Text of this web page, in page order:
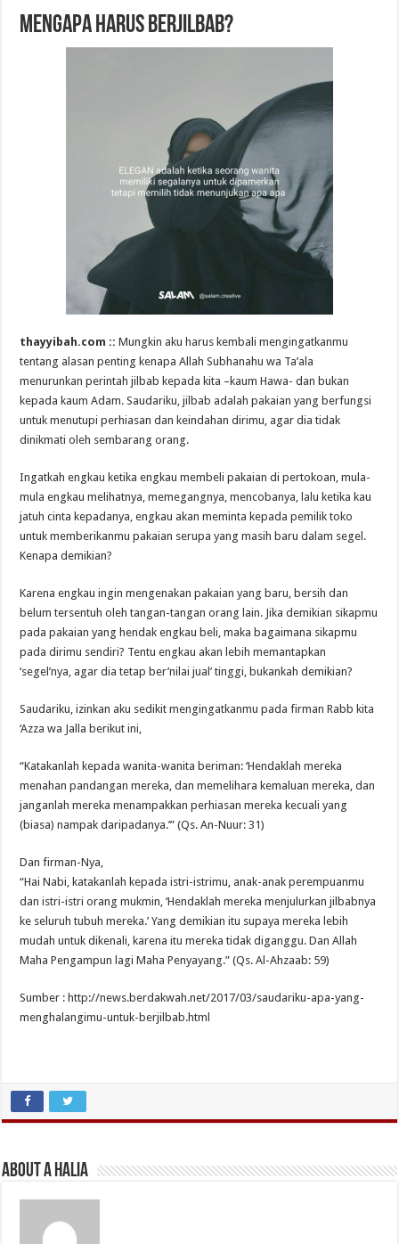
Mengapa Harus Berjilbab?
thayyibah.com ::Mungkin aku harus kembali mengingatkanmu
tentang alasan penting kenapa Allah Subhanahu wa Ta’ala
menurunkan perintah jilbab kepada kita –kaum Hawa- dan bukan
kepada kaum Adam. Saudariku, jilbab adalah pakaian yang berfungsi
untuk menutupi perhiasan dan keindahan dirimu, agar dia tidak
dinikmati oleh sembarang orang.
Ingatkah engkau ketika engkau membeli pakaian di pertokoan, mula-
mula engkau melihatnya, memegangnya, mencobanya, lalu ketika kau
jatuh cinta kepadanya, engkau akan meminta kepada pemilik toko
untuk memberikanmu pakaian serupa yang masih baru dalam segel.
Kenapa demikian?
Karena engkau ingin mengenakan pakaian yang baru, bersih dan
belum tersentuh oleh tangan-tangan orang lain. Jika demikian sikapmu
pada pakaian yang hendak engkau beli, maka bagaimana sikapmu
pada dirimu sendiri? Tentu engkau akan lebih memantapkan
‘segel’nya, agar dia tetap ber’nilai jual’ tinggi, bukankah demikian?
Saudariku, izinkan aku sedikit mengingatkanmu pada firman Rabb kita
‘Azza wa Jalla berikut ini,
“Katakanlah kepada wanita-wanita beriman: ‘Hendaklah mereka
menahan pandangan mereka, dan memelihara kemaluan mereka, dan
janganlah mereka menampakkan perhiasan mereka kecuali yang
(biasa) nampak daripadanya.’” (Qs. An-Nuur: 31)
Dan firman-Nya,
“Hai Nabi, katakanlah kepada istri-istrimu, anak-anak perempuanmu
dan istri-istri orang mukmin, ‘Hendaklah mereka menjulurkan jilbabnya
ke seluruh tubuh mereka.’ Yang demikian itu supaya mereka lebih
mudah untuk dikenali, karena itu mereka tidak diganggu. Dan Allah
Maha Pengampun lagi Maha Penyayang.” (Qs. Al-Ahzaab: 59)
Sumber : http://news.berdakwah.net/2017/03/saudariku-apa-yang-
menghalangimu-untuk-berjilbab.html
About A Halia